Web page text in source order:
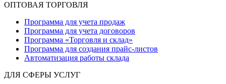
ОПТОВАЯ ТОРГОВЛЯ
Программа для учета продаж
Программа для учета договоров
Программа «Торговля и склад»
Программа для создания прайс‑листов
Автоматизация работы склада
ДЛЯ СФЕРЫ УСЛУГ